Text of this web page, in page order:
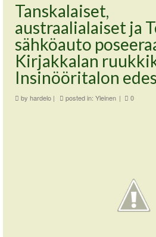
Tanskalaiset,
austraalialaiset ja
sähköauto
Kirjakkalan
Insinööritalon
by hardelo | posted in: Yleinen | 0